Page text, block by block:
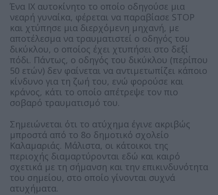
Ένα ΙΧ αυτοκίνητο το οποίο οδηγούσε μια
νεαρή γυναίκα, φέρεται να παραβίασε STOP
και χτύπησε μια διερχόμενη μηχανή, με
αποτέλεσμα να τραυματιστεί ο οδηγός του
δικύκλου, ο οποίος έχει χτυπήσει στο δεξί
πόδι. Πάντως, ο οδηγός του δικύκλου (περίπου
50 ετών) δεν φαίνεται να αντιμετωπίζει κάποιο
κίνδυνο για τη ζωή του, ενώ φορούσε και
κράνος, κάτι το οποίο απέτρεψε τον πιο
σοβαρό τραυματισμό του.
Σημειώνεται ότι το ατύχημα έγινε ακριβώς
μπροστά από το 8ο δημοτικό σχολείο
Καλαμαριάς. Μάλιστα, οι κάτοικοι της
περιοχής διαμαρτύρονται εδώ και καιρό
σχετικά με τη σήμανση και την επικινδυνότητα
του σημείου, στο οποίο γίνονται συχνά
ατυχήματα.